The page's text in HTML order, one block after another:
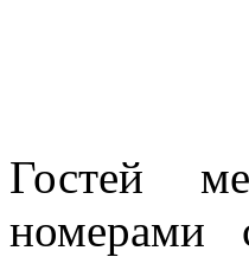
Гостей
номерами